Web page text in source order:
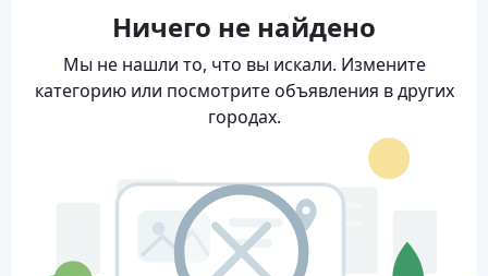
Ничего не найдено
Мы не нашли то, что вы искали. Измените
категорию или посмотрите объявления в других
городах.